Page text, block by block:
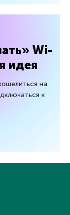
Wi-
идея
на
к